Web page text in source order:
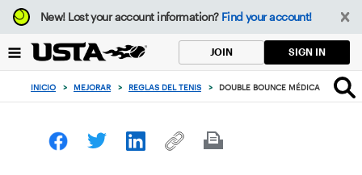
Enfoque
desde
botón
volver
principio
New!Lost your account information? Find your account!
JOIN SIGN IN
INICIO > MEJORAR > REGLAS DEL TENIS > DOUBLE BOUNCE MÉDICA